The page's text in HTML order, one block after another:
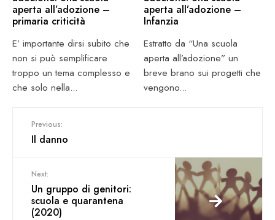
aperta all’adozione –
primaria criticità
E’ importante dirsi subito che
non si può semplificare
troppo un tema complesso e
che solo nella...
aperta all’adozione –
Infanzia
Estratto da “Una scuola
aperta all’adozione” un
breve brano sui progetti che
vengono...
Previous:
Il danno
Next:
Un gruppo di genitori:
scuola e quarantena
(2020)